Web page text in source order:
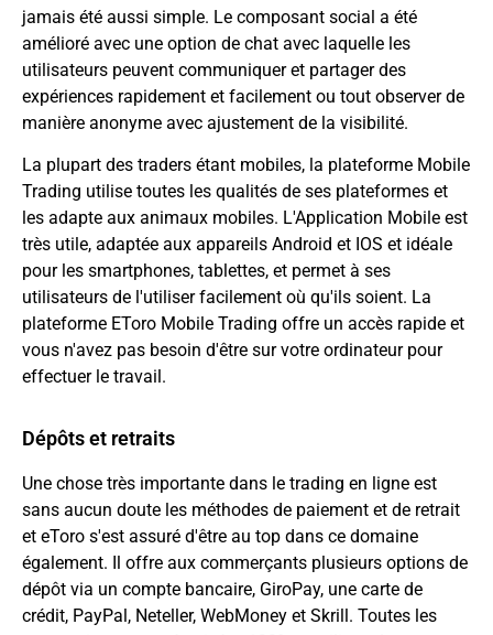
jamais été aussi simple. Le composant social a été
amélioré avec une option de chat avec laquelle les
utilisateurs peuvent communiquer et partager des
expériences rapidement et facilement ou tout observer de
manière anonyme avec ajustement de la visibilité.
La plupart des traders étant mobiles, la plateforme Mobile
Trading utilise toutes les qualités de ses plateformes et
les adapte aux animaux mobiles. L'Application Mobile est
très utile, adaptée aux appareils Android et IOS et idéale
pour les smartphones, tablettes, et permet à ses
utilisateurs de l'utiliser facilement où qu'ils soient. La
plateforme EToro Mobile Trading offre un accès rapide et
vous n'avez pas besoin d'être sur votre ordinateur pour
effectuer le travail.
Dépôts et retraits
Une chose très importante dans le trading en ligne est
sans aucun doute les méthodes de paiement et de retrait
et eToro s'est assuré d'être au top dans ce domaine
également. Il offre aux commerçants plusieurs options de
dépôt via un compte bancaire, GiroPay, une carte de
crédit, PayPal, Neteller, WebMoney et Skrill. Toutes les